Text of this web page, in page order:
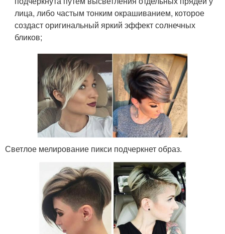
лица, либо частым тонким окрашиванием, которое
создаст оригинальный яркий эффект солнечных
бликов;
Светлое мелирование пикси подчеркнет образ.